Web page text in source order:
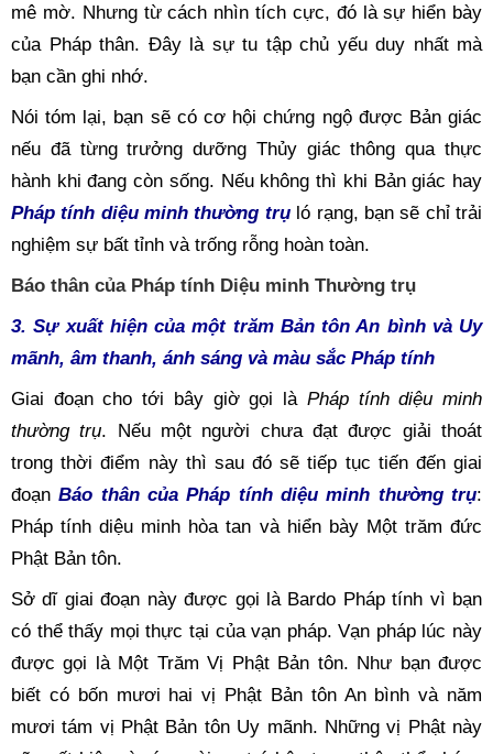
mê mờ. Nhưng từ cách nhìn tích cực, đó là sự hiển bày
của Pháp thân. Đây là sự tu tập chủ yếu duy nhất mà
bạn cần ghi nhớ.
Nói tóm lại, bạn sẽ có cơ hội chứng ngộ được Bản giác
nếu đã từng trưởng dưỡng Thủy giác thông qua thực
Pháp tính diệu minh thường trụ ló rạng, bạn sẽ chỉ trải
nghiệm sự bất tỉnh và trống rỗng hoàn toàn.
Báo thân của Pháp tính Diệu minh Thường trụ
3. Sự xuất hiện của một trăm Bản tôn An bình và Uy
mãnh, âm thanh, ánh sáng và màu sắc Pháp tính
Giai đoạn cho tới bây giờ gọi là Pháp tính diệu minh
thường trụ. Nếu một người chưa đạt được giải thoát
trong thời điểm này thì sau đó sẽ tiếp tục tiến đến giai
đoạn Báo thân của Pháp tính diệu minh thường trụ:
Pháp tính diệu minh hòa tan và hiển bày Một trăm đức
Phật Bản tôn.
Sở dĩ giai đoạn này được gọi là Bardo Pháp tính vì bạn
có thể thấy mọi thực tại của vạn pháp. Vạn pháp lúc này
được gọi là Một Trăm Vị Phật Bản tôn. Như bạn được
biết có bốn mươi hai vị Phật Bản tôn An bình và năm
mươi tám vị Phật Bản tôn Uy mãnh. Những vị Phật này